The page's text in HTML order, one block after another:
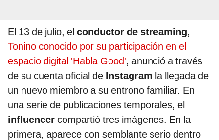
El 13 de julio, el conductor de streaming,
Tonino conocido por su participación en el
espacio digital 'Habla Good', anunció a través
de su cuenta oficial de Instagram la llegada de
un nuevo miembro a su entrono familiar. En
una serie de publicaciones temporales, el
influencer compartió tres imágenes. En la
primera, aparece con semblante serio dentro